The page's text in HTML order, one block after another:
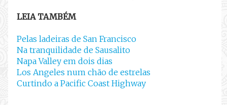
LEIA TAMBÉM
Pelas ladeiras de San Francisco
Na tranquilidade de Sausalito
Napa Valley em dois dias
Los Angeles num chão de estrelas
Curtindo a Pacific Coast Highway